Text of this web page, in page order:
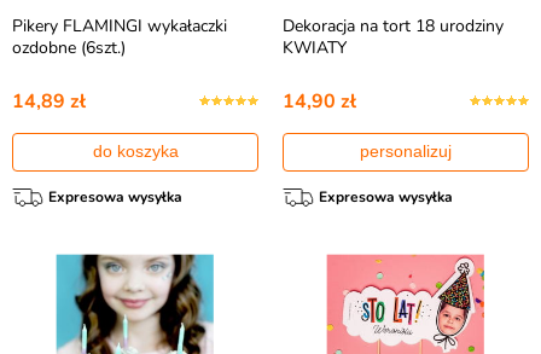
Pikery FLAMINGI wykałaczki
ozdobne (6szt.)
14,89 zł
do koszyka
Expresowa wysyłka
Dekoracja na tort 18 urodziny
KWIATY
14,90 zł
personalizuj
Expresowa wysyłka